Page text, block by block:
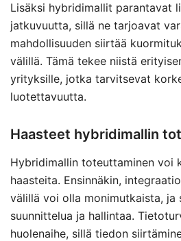
Lisäksi hybridimallit parantavat
jatkuvuutta, sillä ne tarjoavat
mahdollisuuden siirtää
välillä. Tämä tekee niistä
yrityksille, jotka tarvitsevat
luotettavuutta.
Haasteet hybridimallin
Hybridimallin toteuttaminen voi
haasteita. Ensinnäkin,
välillä voi olla monimutkaista, ja
suunnittelua ja hallintaa.
huolenaihe, sillä tiedon